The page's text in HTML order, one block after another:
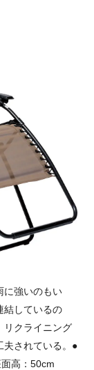
に強いのもい
結しているの
リクライニング
夫されている。●
高：50cm